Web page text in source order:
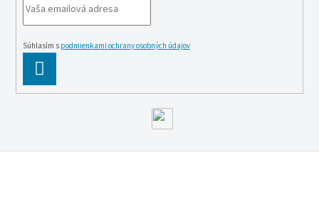
Súhlasím s podmienkami ochrany osobných údajov
SE